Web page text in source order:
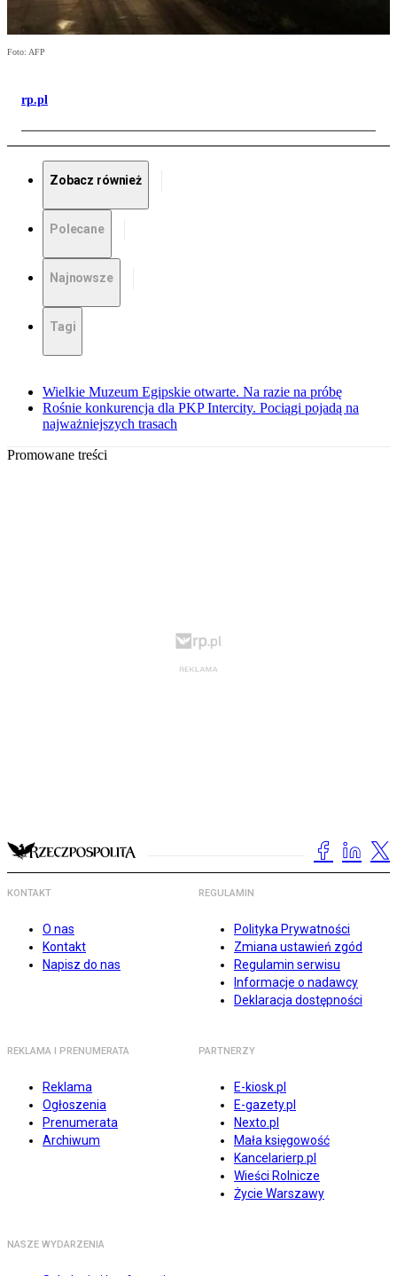
Foto: AFP
rp.pl
Zobacz również
Polecane
Najnowsze
Tagi
Wielkie Muzeum Egipskie otwarte. Na razie na próbę
Rośnie konkurencja dla PKP Intercity. Pociągi pojadą na
najważniejszych trasach
Promowane treści
KONTAKT
O nas
Kontakt
Napisz do nas
REGULAMIN
Polityka Prywatności
Zmiana ustawień zgód
Regulamin serwisu
Informacje o nadawcy
Deklaracja dostępności
REKLAMA I PRENUMERATA
Reklama
Ogłoszenia
Prenumerata
Archiwum
PARTNERZY
E-kiosk.pl
E-gazety.pl
Nexto.pl
Mała księgowość
Kancelarierp.pl
Wieści Rolnicze
Życie Warszawy
NASZE WYDARZENIA